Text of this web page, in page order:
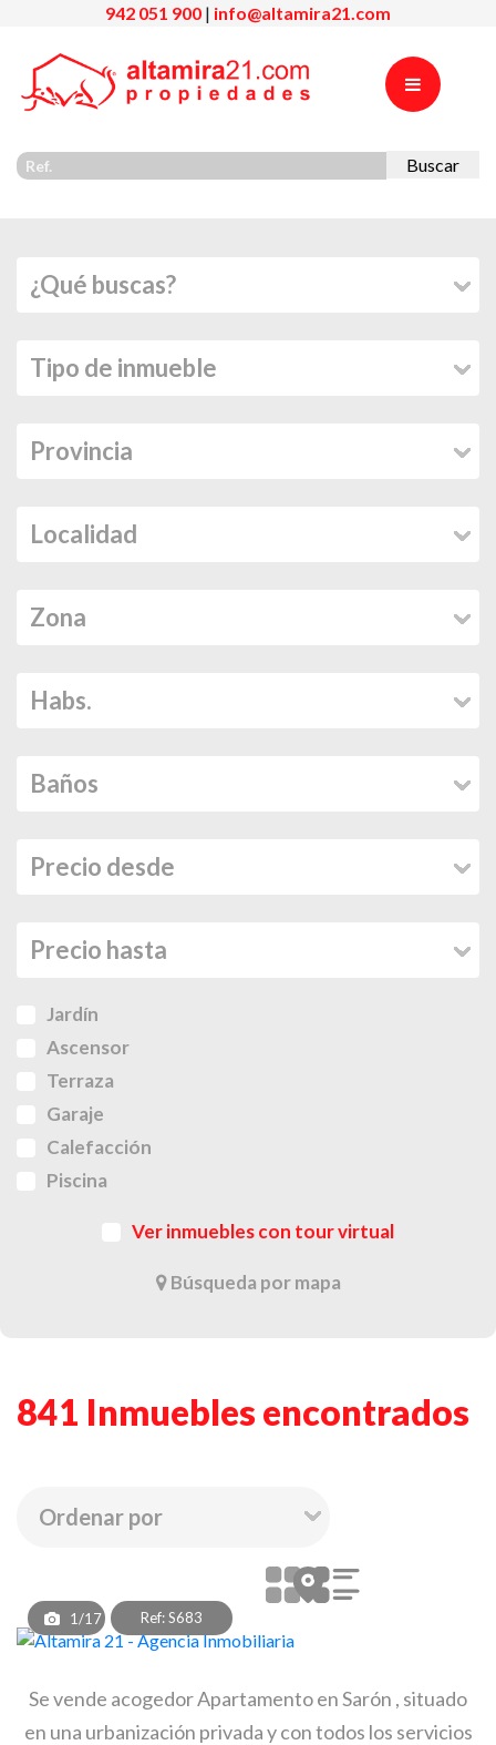
942 051 900 | info@altamira21.com
Buscar
Jardín
Ascensor
Terraza
Garaje
Calefacción
Piscina
Ver inmuebles con tour virtual
Búsqueda por mapa
841 Inmuebles encontrados
1/17 Ref: S683
Se vende acogedor Apartamento en Sarón , situado
en una urbanización privada y con todos los servicios